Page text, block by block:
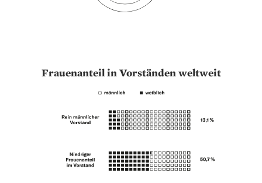
Frauenanteil in Vorständen weltweit